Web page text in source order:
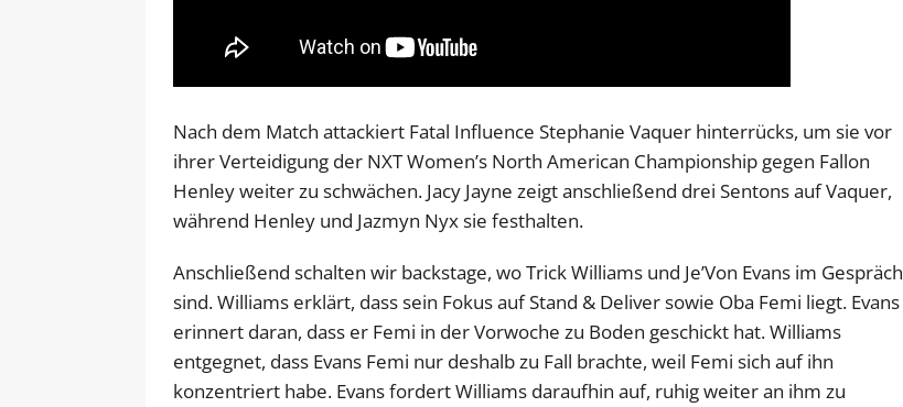
Nach dem Match attackiert Fatal Influence Stephanie Vaquer hinterrücks, um sie vor
ihrer Verteidigung der NXT Women’s North American Championship gegen Fallon
Henley weiter zu schwächen. Jacy Jayne zeigt anschließend drei Sentons auf Vaquer,
während Henley und Jazmyn Nyx sie festhalten.
Anschließend schalten wir backstage, wo Trick Williams und Je’Von Evans im Gespräch
sind. Williams erklärt, dass sein Fokus auf Stand & Deliver sowie Oba Femi liegt. Evans
erinnert daran, dass er Femi in der Vorwoche zu Boden geschickt hat. Williams
entgegnet, dass Evans Femi nur deshalb zu Fall brachte, weil Femi sich auf ihn
konzentriert habe. Evans fordert Williams daraufhin auf, ruhig weiter an ihm zu